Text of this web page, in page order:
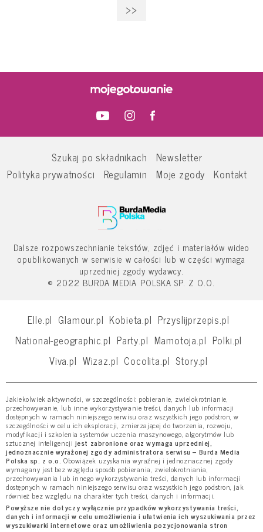
>>
Szukaj po składnikach
Newsletter
Polityka prywatności
Regulamin Moje zgody Kontakt
Dalsze rozpowszechnianie tekstów, zdjęć i materiałów wideo
opublikowanych w serwisie w całości lub w części wymaga
uprzedniej zgody wydawcy.
© 2022 BURDA MEDIA POLSKA SP. Z O.O.
Elle.pl Glamour.pl Kobieta.pl Przyslijprzepis.pl
National-geographic.pl Party.pl Mamotoja.pl Polki.pl
Viva.pl Wizaz.pl Cocolita.pl Story.pl
Jakiekolwiek aktywności, w szczególności: pobieranie, zwielokrotnianie,
przechowywanie, lub inne wykorzystywanie treści, danych lub informacji
dostępnych w ramach niniejszego serwisu oraz wszystkich jego podstron, w
szczególności w celu ich eksploracji, zmierzającej do tworzenia, rozwoju,
modyfikacji i szkolenia systemów uczenia maszynowego, algorytmów lub
sztucznej inteligencji jest zabronione oraz wymaga uprzedniej,
jednoznacznie wyrażonej zgody administratora serwisu – Burda Media
Polska sp. z o.o. Obowiązek uzyskania wyraźnej i jednoznacznej zgody
wymagany jest bez względu sposób pobierania, zwielokrotniania,
przechowywania lub innego wykorzystywania treści, danych lub informacji
dostępnych w ramach niniejszego serwisu oraz wszystkich jego podstron, jak
również bez względu na charakter tych treści, danych i informacji.
Powyższe nie dotyczy wyłącznie przypadków wykorzystywania treści,
danych i informacji w celu umożliwienia i ułatwienia ich wyszukiwania przez
wyszukiwarki internetowe oraz umożliwienia pozycjonowania stron